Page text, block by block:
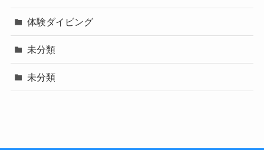
体験ダイビング
未分類
未分類